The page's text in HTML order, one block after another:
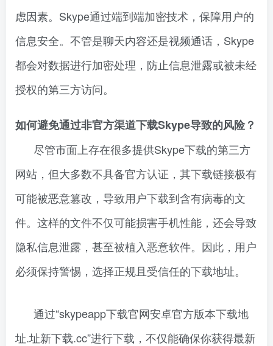
虑因素。Skype通过端到端加密技术，保障用户的
信息安全。不管是聊天内容还是视频通话，Skype
都会对数据进行加密处理，防止信息泄露或被未经
授权的第三方访问。
如何避免通过非官方渠道下载Skype导致的风险？
尽管市面上存在很多提供Skype下载的第三方
网站，但大多数不具备官方认证，其下载链接极有
可能被恶意篡改，导致用户下载到含有病毒的文
件。这样的文件不仅可能损害手机性能，还会导致
隐私信息泄露，甚至被植入恶意软件。因此，用户
必须保持警惕，选择正规且受信任的下载地址。
通过“skypeapp下载官网安卓官方版本下载地
址.址新下载.cc”进行下载，不仅能确保你获得最新